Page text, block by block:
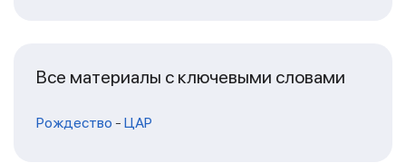
Все материалы с ключевыми словами
Рождество - ЦАР